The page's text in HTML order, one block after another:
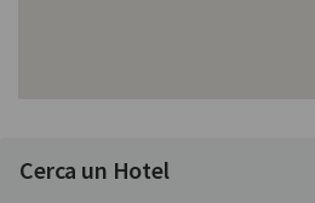
Cerca un Hotel